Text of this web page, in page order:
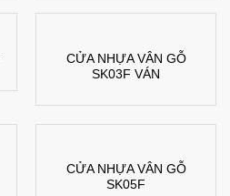
CỬA NHỰA VÂN GỖ
SK03F VÁN
CỬA NHỰA VÂN GỖ
SK05F